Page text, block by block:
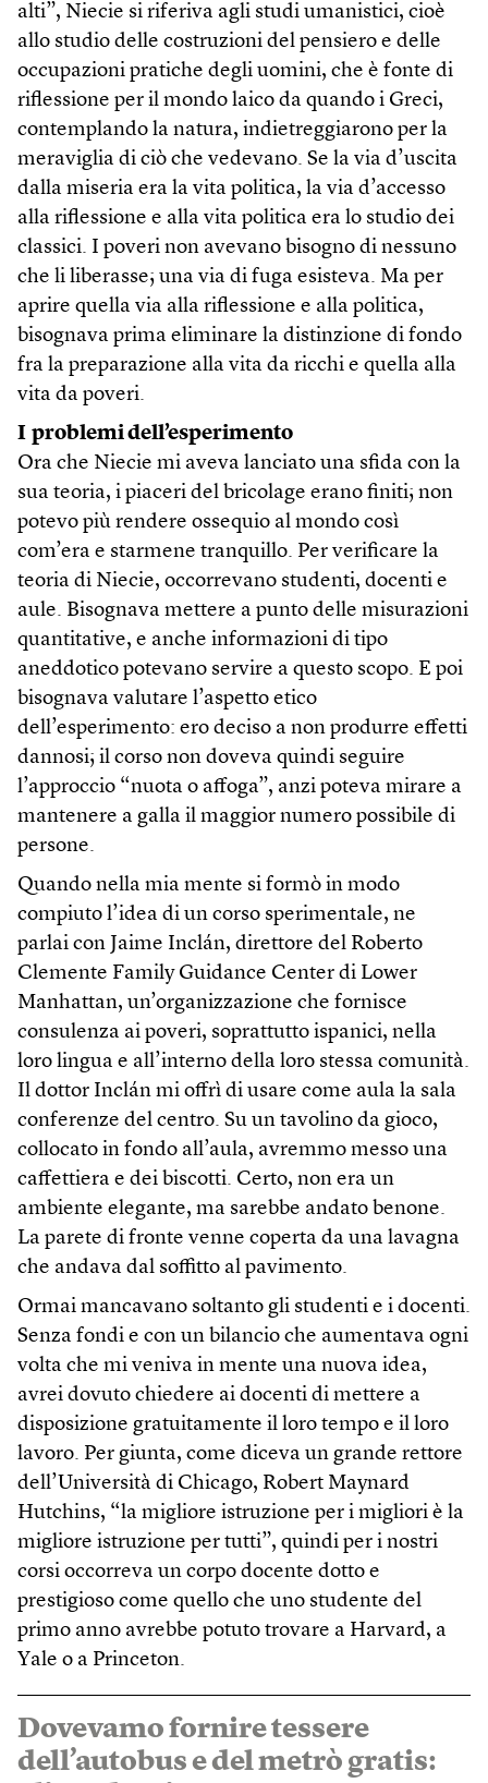
alti”, Niecie si riferiva agli studi umanistici, cioè
allo studio delle costruzioni del pensiero e delle
occupazioni pratiche degli uomini, che è fonte di
riflessione per il mondo laico da quando i Greci,
contemplando la natura, indietreggiarono per la
meraviglia di ciò che vedevano. Se la via d’uscita
dalla miseria era la vita politica, la via d’accesso
alla riflessione e alla vita politica era lo studio dei
classici. I poveri non avevano bisogno di nessuno
che li liberasse; una via di fuga esisteva. Ma per
aprire quella via alla riflessione e alla politica,
bisognava prima eliminare la distinzione di fondo
fra la preparazione alla vita da ricchi e quella alla
vita da poveri.
I problemi dell’esperimento
Ora che Niecie mi aveva lanciato una sfida con la
sua teoria, i piaceri del bricolage erano finiti; non
potevo più rendere ossequio al mondo così
com’era e starmene tranquillo. Per verificare la
teoria di Niecie, occorrevano studenti, docenti e
aule. Bisognava mettere a punto delle misurazioni
quantitative, e anche informazioni di tipo
aneddotico potevano servire a questo scopo. E poi
bisognava valutare l’aspetto etico
dell’esperimento: ero deciso a non produrre effetti
dannosi; il corso non doveva quindi seguire
l’approccio “nuota o affoga”, anzi poteva mirare a
mantenere a galla il maggior numero possibile di
persone.
Quando nella mia mente si formò in modo
compiuto l’idea di un corso sperimentale, ne
parlai con Jaime Inclán, direttore del Roberto
Clemente Family Guidance Center di Lower
Manhattan, un’organizzazione che fornisce
consulenza ai poveri, soprattutto ispanici, nella
loro lingua e all’interno della loro stessa comunità.
Il dottor Inclán mi offrì di usare come aula la sala
conferenze del centro. Su un tavolino da gioco,
collocato in fondo all’aula, avremmo messo una
caffettiera e dei biscotti. Certo, non era un
ambiente elegante, ma sarebbe andato benone.
La parete di fronte venne coperta da una lavagna
che andava dal soffitto al pavimento.
Ormai mancavano soltanto gli studenti e i docenti.
Senza fondi e con un bilancio che aumentava ogni
volta che mi veniva in mente una nuova idea,
avrei dovuto chiedere ai docenti di mettere a
disposizione gratuitamente il loro tempo e il loro
lavoro. Per giunta, come diceva un grande rettore
dell’Università di Chicago, Robert Maynard
Hutchins, “la migliore istruzione per i migliori è la
migliore istruzione per tutti”, quindi per i nostri
corsi occorreva un corpo docente dotto e
prestigioso come quello che uno studente del
primo anno avrebbe potuto trovare a Harvard, a
Yale o a Princeton.
Dovevamo fornire tessere
dell’autobus e del metrò gratis: